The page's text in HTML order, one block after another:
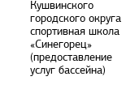
Кушвинского
городского округа
спортивная школа
«Синегорец»
(предоставление
услуг бассейна)